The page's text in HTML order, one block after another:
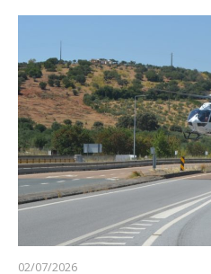
02/07/2026